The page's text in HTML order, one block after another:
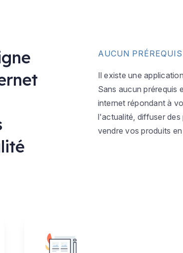
AUCUN
Il existe une
Sans aucun prérequis
internet répondant à
l'actualité, diffuser
vendre vos produits